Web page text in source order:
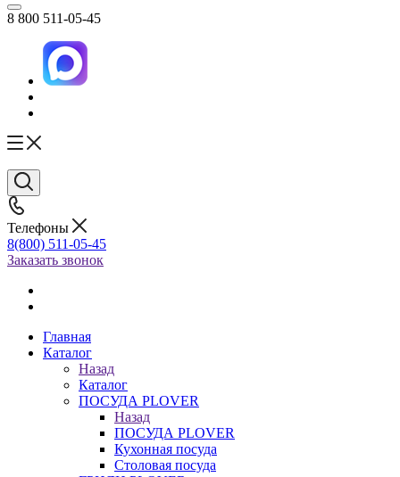
8 800 511-05-45
Телефоны
8(800) 511-05-45
Заказать звонок
Главная
Каталог
Назад
Каталог
ПОСУДА PLOVER
Назад
ПОСУДА PLOVER
Кухонная посуда
Столовая посуда